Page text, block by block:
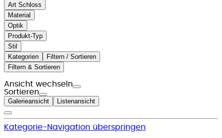
Art Schloss
Material
Optik
Produkt-Typ
Stil
Kategorien
Filtern / Sortieren
Filtern & Sortieren
Ansicht wechseln
Sortieren
Galerieansicht Listenansicht
Kategorie-Navigation überspringen